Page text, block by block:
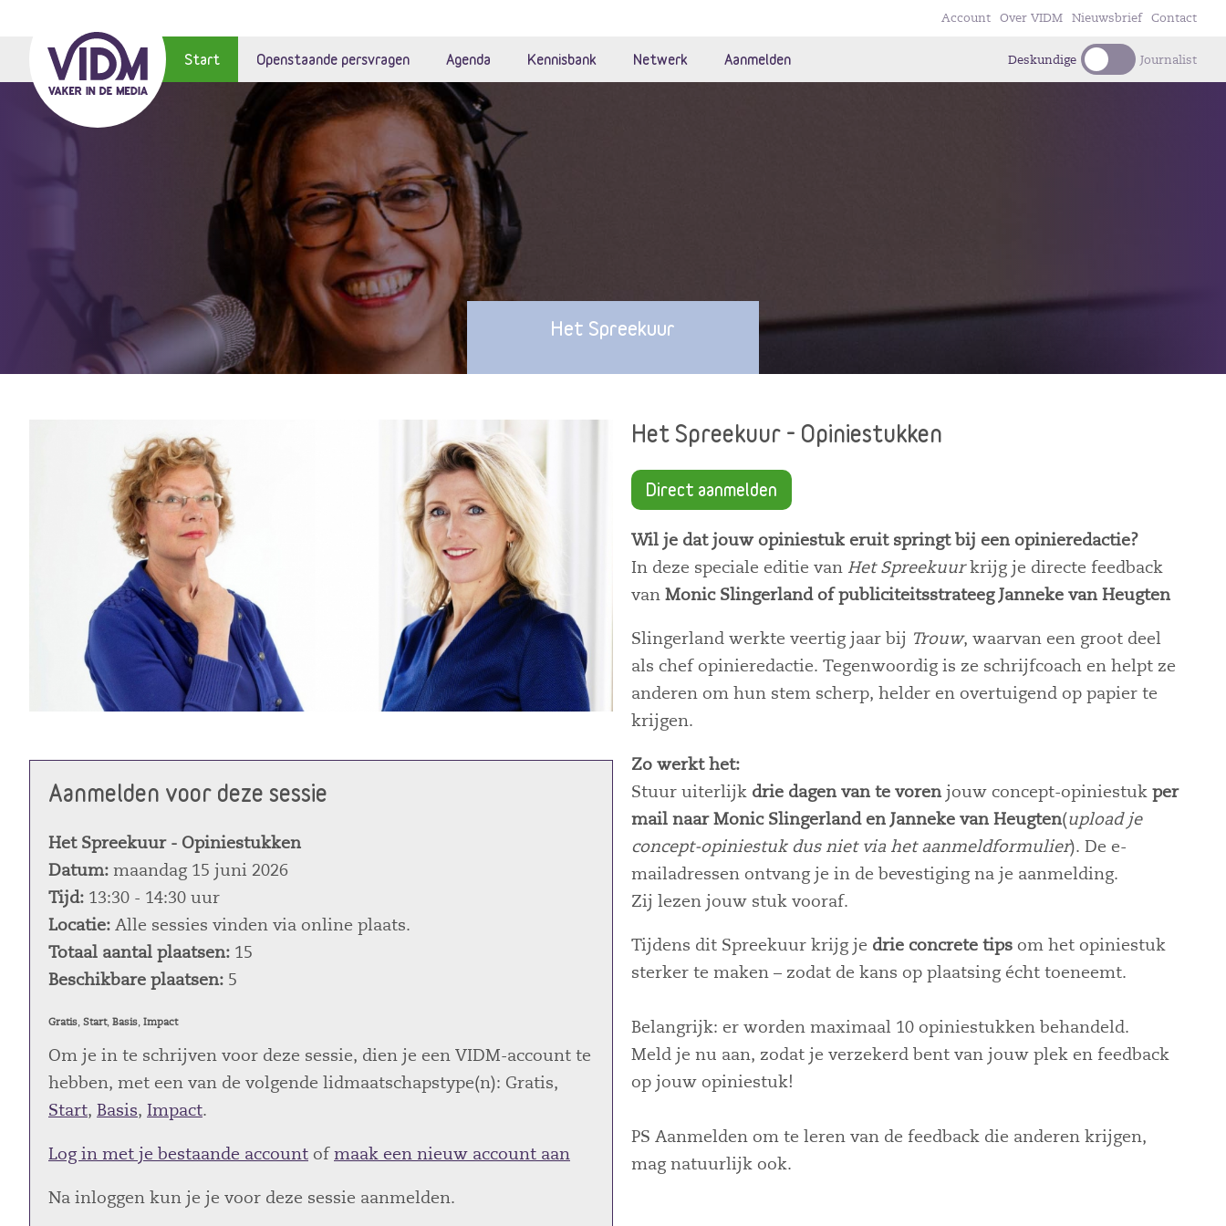
Account Over VIDM Nieuwsbrief Contact
Start Openstaande persvragen Agenda Kennisbank Netwerk Aanmelden Deskundige Journalist
Het Spreekuur
Aanmelden voor deze sessie
Het Spreekuur - Opiniestukken
Datum: maandag 15 juni 2026
Tijd: 13:30 - 14:30 uur
Locatie: Alle sessies vinden via online plaats.
Totaal aantal plaatsen: 15
Beschikbare plaatsen: 5
Gratis, Start, Basis, Impact
Om je in te schrijven voor deze sessie, dien je een VIDM-account te
hebben, met een van de volgende lidmaatschapstype(n): Gratis,
Start, Basis, Impact.
Log in met je bestaande account ofmaak een nieuw account aan
Na inloggen kun je je voor deze sessie aanmelden.
Het Spreekuur - Opiniestukken
Direct aanmelden
Wil je dat jouw opiniestuk eruit springt bij een opinieredactie?
In deze speciale editie van Het Spreekuurkrijg je directe feedback
van Monic Slingerland of publiciteitsstrateeg Janneke van Heugten
Slingerland werkte veertig jaar bij Trouw, waarvan een groot deel
als chef opinieredactie. Tegenwoordig is ze schrijfcoach en helpt ze
anderen om hun stem scherp, helder en overtuigend op papier te
krijgen.
Zo werkt het:
Stuur uiterlijk drie dagen van te voren jouw concept-opiniestuk per
mail naar Monic Slingerland en Janneke van Heugten(upload je
concept-opiniestuk dus niet via het aanmeldformulier). De e-
mailadressen ontvang je in de bevestiging na je aanmelding.
Zij lezen jouw stuk vooraf.
Tijdens dit Spreekuur krijg je drie concrete tips om het opiniestuk
sterker te maken – zodat de kans op plaatsing écht toeneemt.
Belangrijk: er worden maximaal 10 opiniestukken behandeld.
Meld je nu aan, zodat je verzekerd bent van jouw plek en feedback
op jouw opiniestuk!
PS Aanmelden om te leren van de feedback die anderen krijgen,
mag natuurlijk ook.